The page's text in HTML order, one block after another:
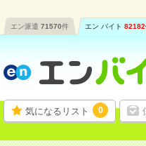
エン派遣 71570件 エン バイト 82182
気になるリスト 0